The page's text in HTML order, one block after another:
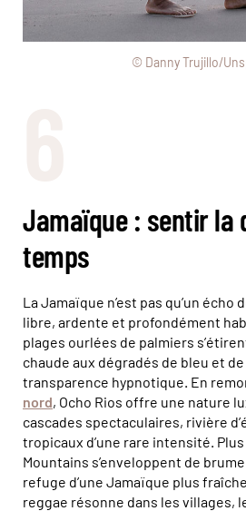
© Danny Trujillo/
Jamaïque : sentir la
temps
La Jamaïque n’est pas qu’un écho
libre, ardente et profondément
plages ourlées de palmiers
chaude aux dégradés de bleu et de
transparence hypnotique. En
nord, Ocho Rios offre une nature
cascades spectaculaires, rivière
tropicaux d’une rare intensité.
Mountains s’enveloppent de
refuge d’une Jamaïque plus
reggae résonne dans les villages,